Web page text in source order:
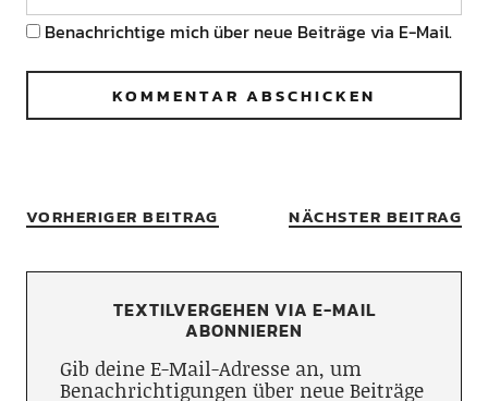
Benachrichtige mich über neue Beiträge via E-Mail.
VORHERIGER BEITRAG NÄCHSTER BEITRAG
TEXTILVERGEHEN VIA E-MAIL
ABONNIEREN
Gib deine E-Mail-Adresse an, um
Benachrichtigungen über neue Beiträge